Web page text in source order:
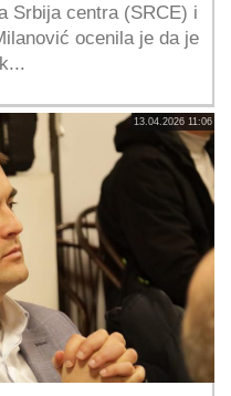
Srbija centra (SRCE) i
ocenila je da je
13.04.2026 11:06